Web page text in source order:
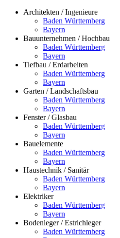
Architekten / Ingenieure
Baden Württemberg
Bayern
Bauunternehmen / Hochbau
Baden Württemberg
Bayern
Tiefbau / Erdarbeiten
Baden Württemberg
Bayern
Garten / Landschaftsbau
Baden Württemberg
Bayern
Fenster / Glasbau
Baden Württemberg
Bayern
Bauelemente
Baden Württemberg
Bayern
Haustechnik / Sanitär
Baden Württemberg
Bayern
Elektriker
Baden Württemberg
Bayern
Bodenleger / Estrichleger
Baden Württemberg